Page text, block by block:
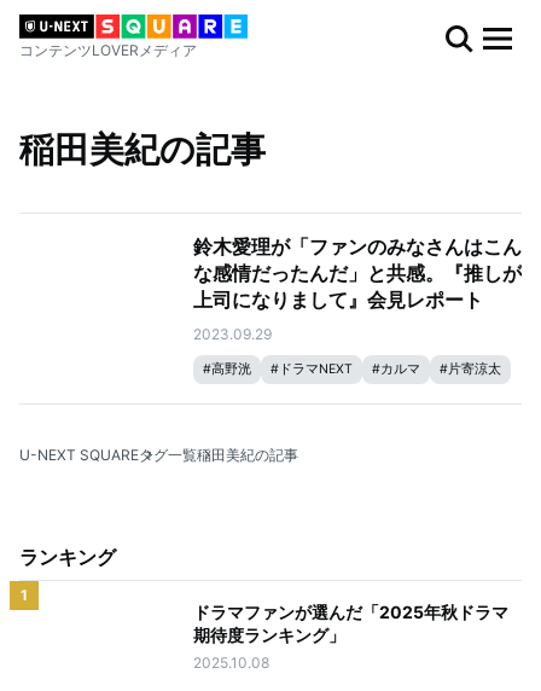
コンテンツLOVERメディア
稲田美紀の記事
鈴木愛理が「ファンのみなさんはこん
な感情だったんだ」と共感。『推しが
上司になりまして』会見レポート
2023.09.29
#高野洸 # ドラマNEXT #カルマ #片寄涼太
U-NEXT SQUAREタグ一覧稲田美紀の記事
ランキング
1
ドラマファンが選んだ「2025年秋ドラマ
期待度ランキング」
2025.10.08